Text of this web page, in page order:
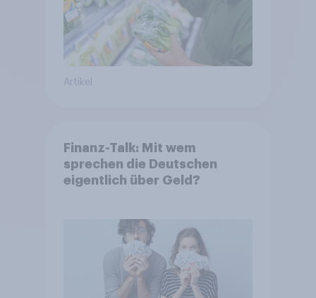
Artikel
Finanz-Talk: Mit wem
sprechen die Deutschen
eigentlich über Geld?